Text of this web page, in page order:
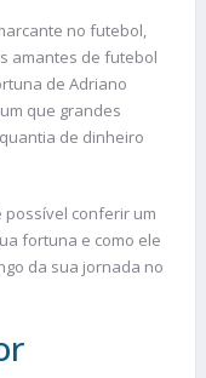
no futebol,
amantes de futebol
de Adriano
que grandes
de dinheiro
possível conferir um
fortuna e como ele
da sua jornada no